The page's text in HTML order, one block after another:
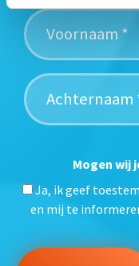
Mogen wij
Ja, ik geef
en mij te